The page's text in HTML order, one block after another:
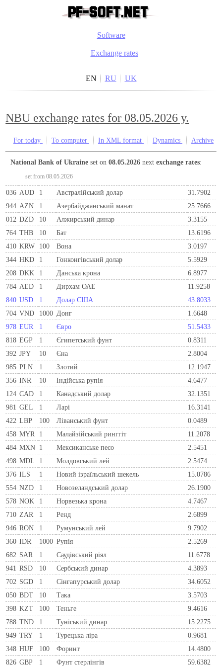
Software
Exchange rates
EN RU UK
NBU exchange rates for 08.05.2026 y.
For today To computer In XML format Dynamics Archive
National Bank of Ukraine set on08.05.2026 nextexchange rates:
set from 08.05.2026
036 AUD 1 Австралійський долар
31.7902
944 AZN 1 Азербайджанський манат
25.7666
012 DZD 10 Алжирський динар
3.3155
764 THB 10 Бат
13.6196
410 KRW 100 Вона
3.0197
344 HKD 1 Гонконгівський долар
5.5929
208 DKK 1 Данська крона
6.8977
784 AED 1 Дирхам ОАЕ
11.9258
840 USD 1 Долар США
43.8033
704 VND 1000 Донг
1.6648
978 EUR 1 Євро
51.5433
818 EGP 1 Єгипетський фунт
0.8311
392 JPY 10 Єна
2.8004
985 PLN 1 Злотий
12.1947
356 INR 10 Індійська рупія
4.6477
124 CAD 1 Канадський долар
32.1351
981 GEL 1 Ларi
16.3141
422 LBP 100 Ліванський фунт
0.0489
458 MYR 1 Малайзійський ринггіт
11.2078
484 MXN 1 Мексиканське песо
2.5451
498 MDL 1 Молдовський лей
2.5474
376 ILS 1 Новий ізраїльський шекель
15.0786
554 NZD 1 Новозеландський долар
26.1900
578 NOK 1 Норвезька крона
4.7467
710 ZAR 1 Ренд
2.6899
946 RON 1 Румунський лей
9.7902
360 IDR 1000 Рупія
2.5269
682 SAR 1 Саудівський ріял
11.6778
941 RSD 10 Сербський динар
4.3893
702 SGD 1 Сінгапурський долар
34.6052
050 BDT 10 Така
3.5703
398 KZT 100 Теньге
9.4616
788 TND 1 Туніський динар
15.2275
949 TRY 1 Турецька ліра
0.9681
348 HUF 100 Форинт
14.4800
826 GBP 1 Фунт стерлінгів 59.6382